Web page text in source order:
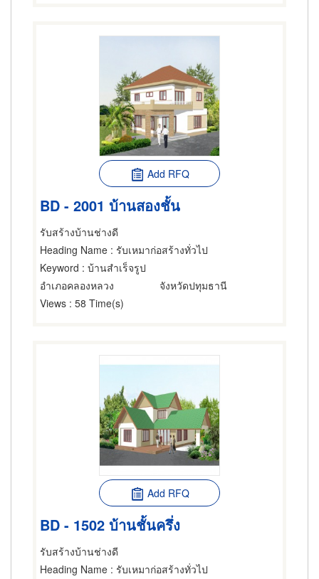
Add RFQ
BD - 2001 บ้านสองชั้น
รับสร้างบ้านช่างดี
Heading Name : รับเหมาก่อสร้างทั่วไป
Keyword : บ้านสำเร็จรูป
อำเภอคลองหลวง
จังหวัดปทุมธานี
Views : 58 Time(s)
Add RFQ
BD - 1502 บ้านชั้นครึ่ง
รับสร้างบ้านช่างดี
Heading Name : รับเหมาก่อสร้างทั่วไป